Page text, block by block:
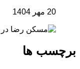
20 مهر 1404
برچسب ها